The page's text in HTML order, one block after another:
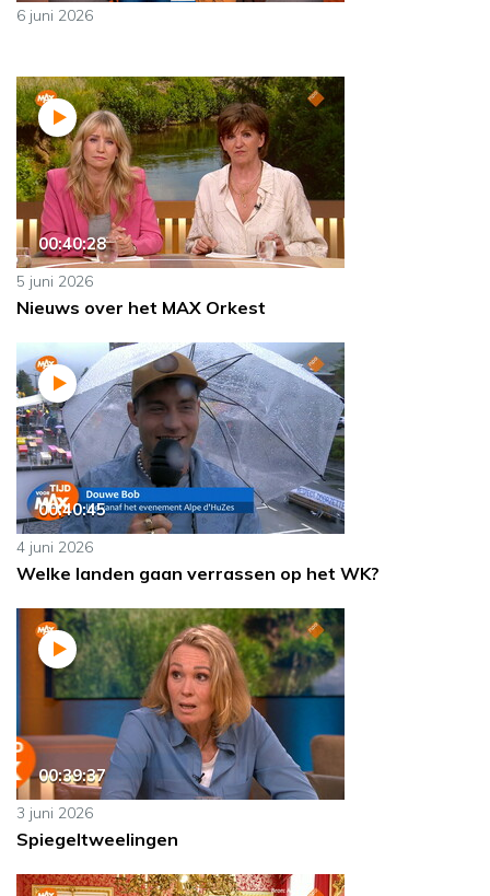
6 juni 2026
00:40:28
5 juni 2026
Nieuws over het MAX Orkest
00:40:45
4 juni 2026
Welke landen gaan verrassen op het WK?
00:39:37
3 juni 2026
Spiegeltweelingen